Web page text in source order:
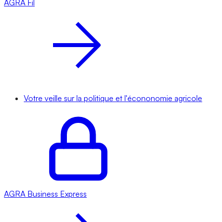
AGRA Fil
Votre veille sur la politique et l'écononomie agricole
AGRA Business Express